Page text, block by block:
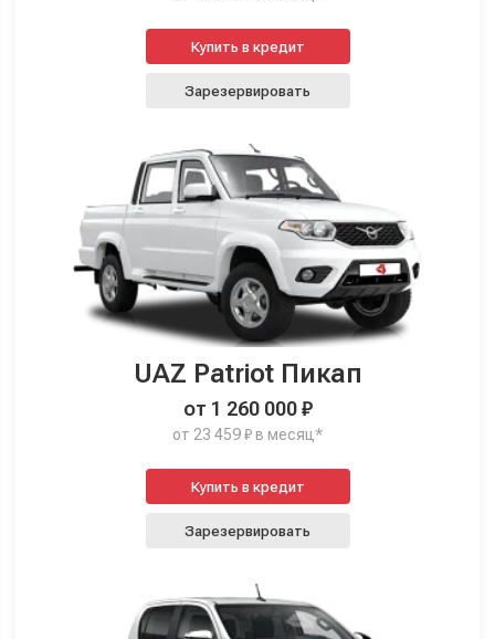
Купить в кредит
Зарезервировать
UAZ Patriot Пикап
от 1 260 000 ₽
от 23 459 ₽ в месяц*
Купить в кредит
Зарезервировать